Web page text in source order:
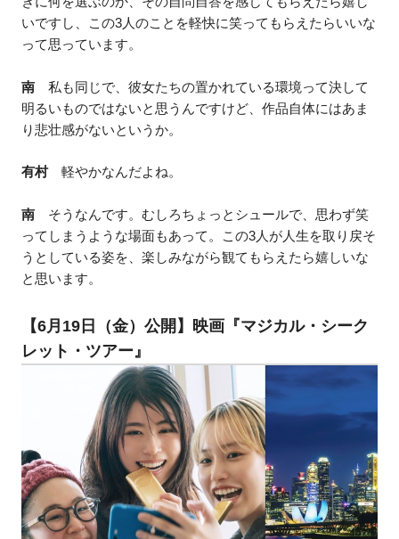
いですし、この3人のことを軽快に笑ってもらえたらいいな
って思っています。
南 私も同じで、彼女たちの置かれている環境って決して
明るいものではないと思うんですけど、作品自体にはあま
り悲壮感がないというか。
有村軽やかなんだよね。
南 そうなんです。むしろちょっとシュールで、思わず笑
ってしまうような場面もあって。この3人が人生を取り戻そ
うとしている姿を、楽しみながら観てもらえたら嬉しいな
と思います。
【6月19日（金）公開】映画『マジカル・シーク
レット・ツアー』